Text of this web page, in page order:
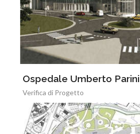
Ospedale Umberto Parini
Verifica di Progetto